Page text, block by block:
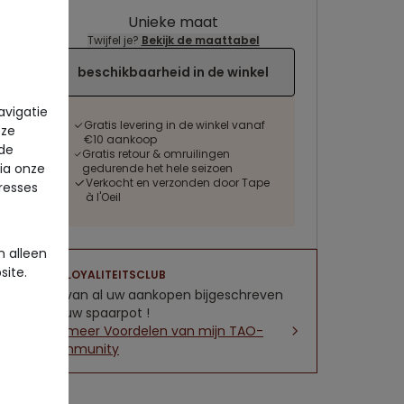
Unieke maat
Twijfel je? Bekijk de maattabel
beschikbaarheid in de winkel
Gratis levering in de winkel vanaf
€10 aankoop
Gratis retour & omruilingen
gedurende het hele seizoen
Verkocht en verzonden door Tape
à l'Oeil
LOYALITEITSCLUB
5% van al uw aankopen bijgeschreven
op uw spaarpot !
Zie meer Voordelen van mijn TAO-
community
onze
alleen